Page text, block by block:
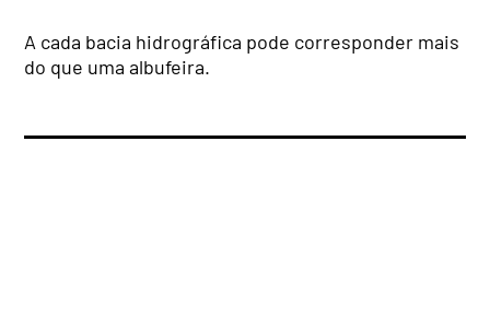
A cada bacia hidrográfica pode corresponder mais
do que uma albufeira.